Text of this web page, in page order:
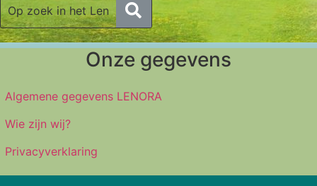
Onze gegevens
Algemene gegevens LENORA
Wie zijn wij?
Privacyverklaring